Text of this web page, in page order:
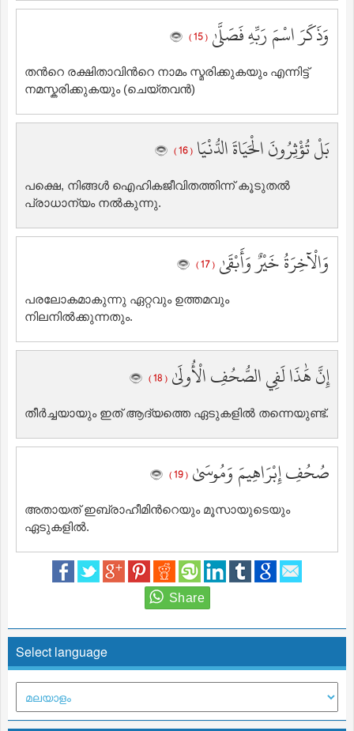
وَذَكَرَ اسْمَ رَبِّهِ فَصَلَّىٰ ( 15 )
തന്‍റെ രക്ഷിതാവിന്‍റെ നാമം സ്മരിക്കുകയും എന്നിട്ട്
നമസ്കരിക്കുകയും (ചെയ്തവന്‍)
بَلْ تُؤْثِرُونَ الْحَيَاةَ الدُّنْيَا ( 16 )
പക്ഷെ, നിങ്ങള്‍ ഐഹികജീവിതത്തിന്ന് കൂടുതല്‍
പ്രാധാന്യം നല്‍കുന്നു.
وَالْآخِرَةُ خَيْرٌ وَأَبْقَىٰ ( 17 )
പരലോകമാകുന്നു ഏറ്റവും ഉത്തമവും
നിലനില്‍ക്കുന്നതും.
إِنَّ هَٰذَا لَفِي الصُّحُفِ الْأُولَىٰ ( 18 )
തീര്‍ച്ചയായും ഇത് ആദ്യത്തെ ഏടുകളില്‍ തന്നെയുണ്ട്‌.
صُحُفِ إِبْرَاهِيمَ وَمُوسَىٰ ( 19 )
അതായത് ഇബ്രാഹീമിന്‍റെയും മൂസായുടെയും
ഏടുകളില്‍.
Select language